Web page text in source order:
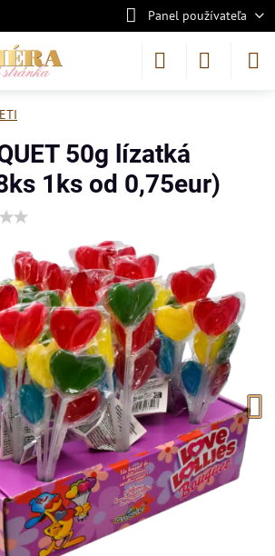
Panel používateľa
50g lízatká
1ks od 0,75eur)